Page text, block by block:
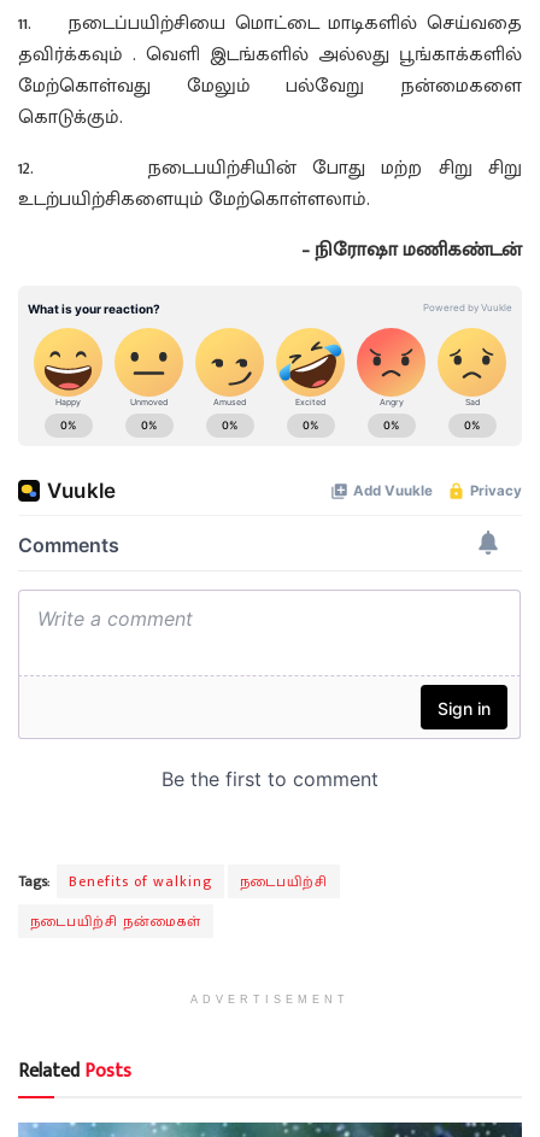
11. நடைப்பயிற்சியை மொட்டை மாடிகளில் செய்வதை
தவிர்க்கவும் . வெளி இடங்களில் அல்லது பூங்காக்களில்
மேற்கொள்வது மேலும் பல்வேறு நன்மைகளை
கொடுக்கும்.
12. நடைபயிற்சியின் போது மற்ற சிறு சிறு
உடற்பயிற்சிகளையும் மேற்கொள்ளலாம்.
– நிரோஷா மணிகண்டன்
Tags: Benefits of walking
நடைபயிற்சி
நடைபயிற்சி நன்மைகள்
ADVERTISEMENT
RelatedPosts